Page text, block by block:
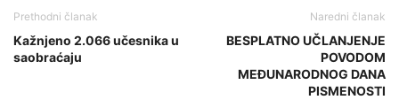
Prethodni članak
Kažnjeno 2.066 učesnika u
saobraćaju
Naredni članak
BESPLATNO UČLANJENJE
POVODOM
MEĐUNARODNOG DANA
PISMENOSTI